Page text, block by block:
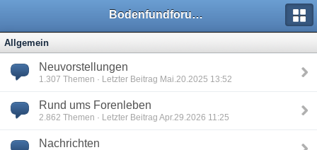
Bodenfundforum.com
Allgemein
Neuvorstellungen
1.307 Themen · Letzter Beitrag Mai.20.2025 13:52
Rund ums Forenleben
2.862 Themen · Letzter Beitrag Apr.29.2026 11:25
Nachrichten